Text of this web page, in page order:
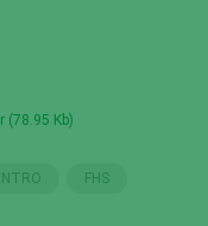
(78.95 Kb)
FHS